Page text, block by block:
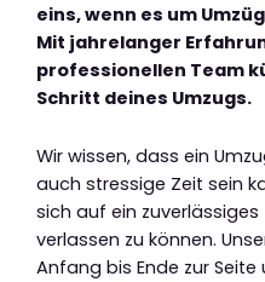
eins, wenn es um
Mit jahrelanger
professionellen Team
Schritt deines Umzugs.
Wir wissen, dass ein
auch stressige Zeit sein
sich auf ein zuverlässiges
verlassen zu können.
Anfang bis Ende zur